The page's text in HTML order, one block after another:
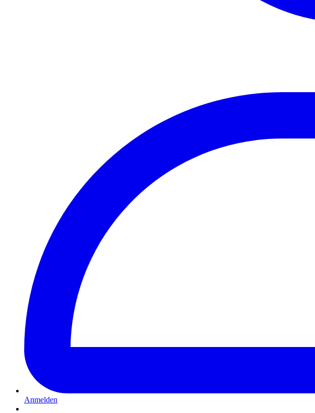
Anmelden